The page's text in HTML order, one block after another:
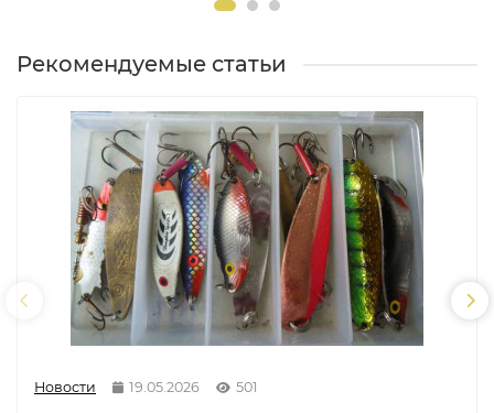
Рекомендуемые статьи
Новости 19.05.2026 501